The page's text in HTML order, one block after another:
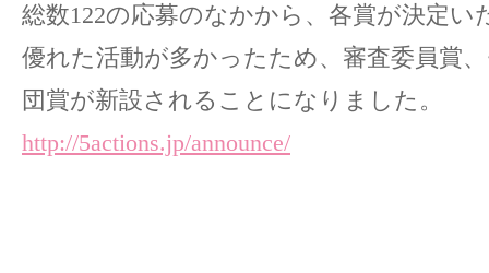
総数122の応募のなかから、各賞が決定い
優れた活動が多かったため、審査委員賞
団賞が新設されることになりました。
http://5actions.jp/announce/